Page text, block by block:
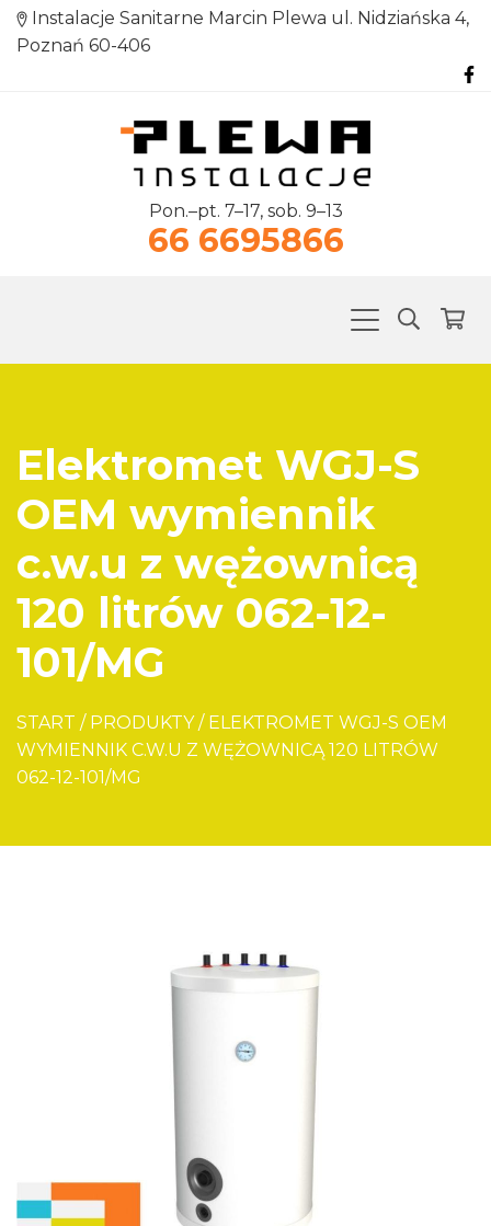
Instalacje Sanitarne Marcin Plewa ul. Nidziańska 4,
Poznań 60-406
Pon.–pt. 7–17, sob. 9–13
66 6695866
Elektromet WGJ-S
OEM wymiennik
c.w.u z wężownicą
120 litrów 062-12-
101/MG
START / PRODUKTY / ELEKTROMET WGJ-S OEM
WYMIENNIK C.W.U Z WĘŻOWNICĄ 120 LITRÓW
062-12-101/MG